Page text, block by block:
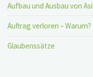
Aufbau und Ausbau von
Auftrag verloren – Warum?
Glaubenssätze